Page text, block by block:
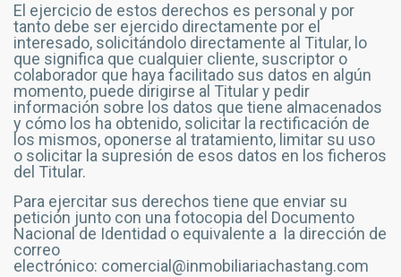
El ejercicio de estos derechos es personal y por
tanto debe ser ejercido directamente por el
interesado, solicitándolo directamente al Titular, lo
que significa que cualquier cliente, suscriptor o
colaborador que haya facilitado sus datos en algún
momento, puede dirigirse al Titular y pedir
información sobre los datos que tiene almacenados
y cómo los ha obtenido, solicitar la rectificación de
los mismos, oponerse al tratamiento, limitar su uso
o solicitar la supresión de esos datos en los ficheros
del Titular.
Para ejercitar sus derechos tiene que enviar su
petición junto con una fotocopia del Documento
Nacional de Identidad o equivalente a la dirección de
correo
electrónico: comercial@inmobiliariachastang.com